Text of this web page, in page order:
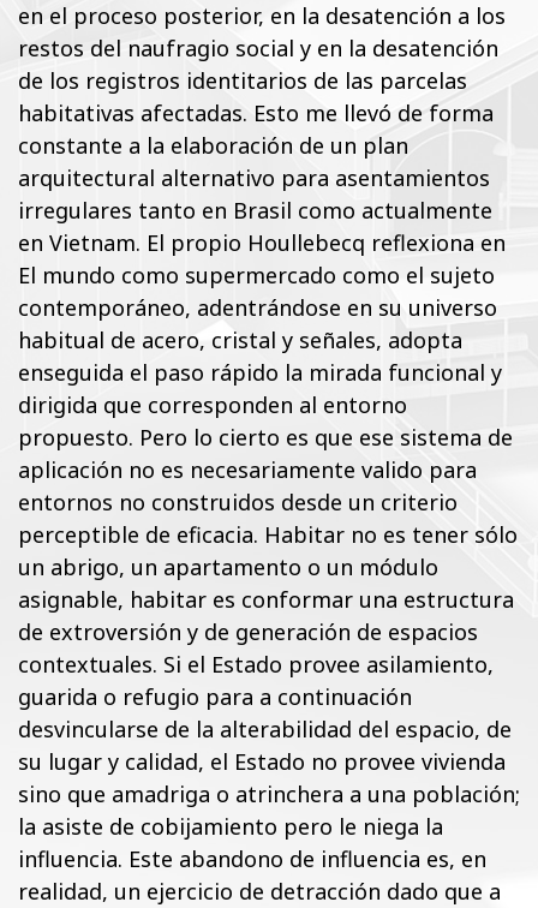
en el proceso posterior, en la desatención a los
restos del naufragio social y en la desatención
de los registros identitarios de las parcelas
habitativas afectadas. Esto me llevó de forma
constante a la elaboración de un plan
arquitectural alternativo para asentamientos
irregulares tanto en Brasil como actualmente
en Vietnam. El propio Houllebecq reflexiona en
El mundo como supermercado como el sujeto
contemporáneo, adentrándose en su universo
habitual de acero, cristal y señales, adopta
enseguida el paso rápido la mirada funcional y
dirigida que corresponden al entorno
propuesto. Pero lo cierto es que ese sistema de
aplicación no es necesariamente valido para
entornos no construidos desde un criterio
perceptible de eficacia. Habitar no es tener sólo
un abrigo, un apartamento o un módulo
asignable, habitar es conformar una estructura
de extroversión y de generación de espacios
contextuales. Si el Estado provee asilamiento,
guarida o refugio para a continuación
desvincularse de la alterabilidad del espacio, de
su lugar y calidad, el Estado no provee vivienda
sino que amadriga o atrinchera a una población;
la asiste de cobijamiento pero le niega la
influencia. Este abandono de influencia es, en
realidad, un ejercicio de detracción dado que a